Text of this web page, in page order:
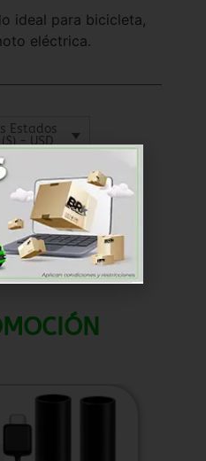
ideal para bicicleta,
eléctrica.
Estados
- USD